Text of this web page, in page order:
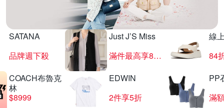
滿1件享95折
SATANA
品牌週下殺
Just J’S Miss
滿件最高享85折
線
84
COACH布魯克
林
$8999
EDWIN
2件享5折
PP
滿